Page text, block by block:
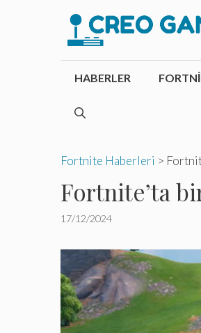
HABERLER
Fortnite Haberleri >
Fortnite’ta
17/12/2024